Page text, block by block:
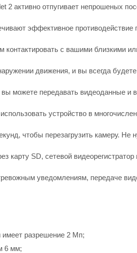
активно отпугивает непрошеных
эффективное
с вашими близкими
движения, и вы всегда
можете передавать видеоданные и
устройство в
чтобы перезагрузить камеру. Не
карту SD, сетевой видеорегистратор
уведомлениям, передаче
имеет разрешение 2 Мп;
6 мм;